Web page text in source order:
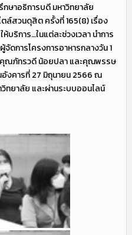
ษาอธิการบดี มหาวิทยาลัย
สวนดุสิต ครั้งที่ 165(8) เรื่อง
บริการ…ในแต่ละช่วงเวลา นำการ
การโครงการอาหารกลางวัน 1
ณภัทรวดี น้อยปลา และคุณพรรษ
อังคารที่ 27 มิถุนายน 2566 ณ
ทยาลัย และผ่านระบบออนไลน์